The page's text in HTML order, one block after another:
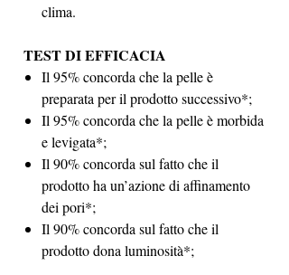
clima.
TEST DI EFFICACIA
Il 95% concorda che la pelle è
preparata per il prodotto successivo*;
Il 95% concorda che la pelle è morbida
e levigata*;
Il 90% concorda sul fatto che il
prodotto ha un’azione di affinamento
dei pori*;
Il 90% concorda sul fatto che il
prodotto dona luminosità*;